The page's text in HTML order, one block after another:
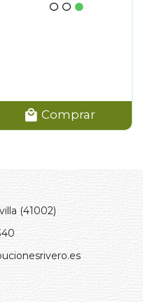
Comprar
(41002)